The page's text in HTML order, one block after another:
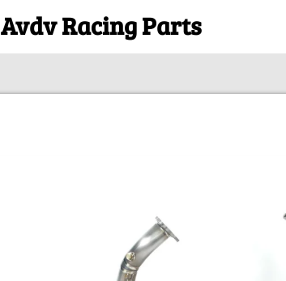
Avdv Racing Parts